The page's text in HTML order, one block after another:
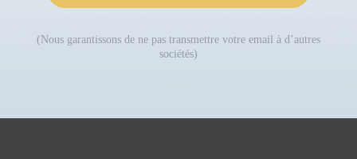
(Nous garantissons de ne pas transmettre votre email à d’autres
sociétés)